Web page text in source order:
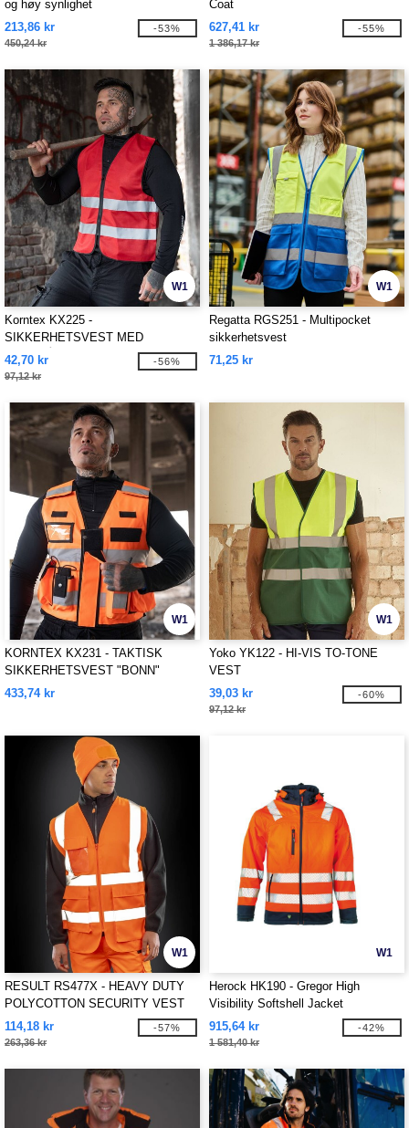
og høy synlighet
213,86 kr
450,24 kr
-53%
Coat
627,41 kr
1 386,17 kr
-55%
W1
Korntex KX225 -
SIKKERHETSVEST MED
GLIDELÅS "COLOGNE"
42,70 kr
97,12 kr
-56%
W1
Regatta RGS251 - Multipocket
sikkerhetsvest
71,25 kr
W1
KORNTEX KX231 - TAKTISK
SIKKERHETSVEST "BONN"
433,74 kr
W1
Yoko YK122 - HI-VIS TO-TONE
VEST
39,03 kr
97,12 kr
-60%
W1
RESULT RS477X - HEAVY DUTY
POLYCOTTON SECURITY VEST
114,18 kr
263,36 kr
-57%
W1
Herock HK190 - Gregor High
Visibility Softshell Jacket
915,64 kr
1 581,40 kr
-42%